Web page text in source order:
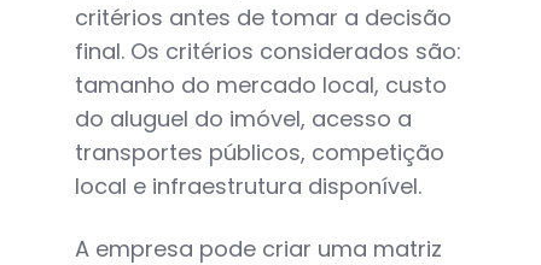
critérios antes de tomar a decisão
final. Os critérios considerados são:
tamanho do mercado local, custo
do aluguel do imóvel, acesso a
transportes públicos, competição
local e infraestrutura disponível.
A empresa pode criar uma matriz